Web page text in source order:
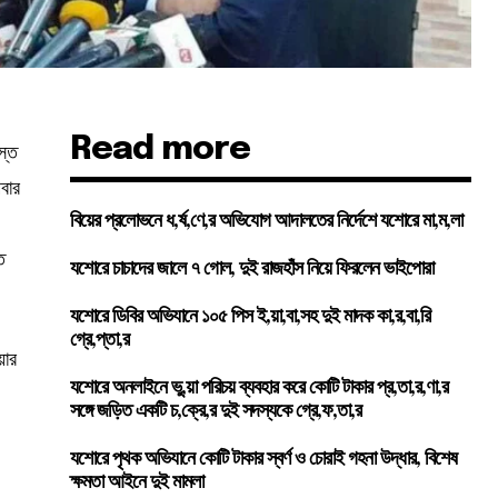
Read more
বিয়ের প্রলোভনে ধ,র্ষ,ণে,র অভিযোগ আদালতের নির্দেশে যশোরে মা,ম,লা
যশোরে চাচাদের জালে ৭ গোল, দুই রাজহাঁস নিয়ে ফিরলেন ভাইপোরা
যশোরে ডিবির অভিযানে ১০৫ পিস ই,য়া,বা,সহ দুই মাদক কা,র,বা,রি
গ্রে,প্তা,র
যশোরে অনলাইনে ভু,য়া পরিচয় ব্যবহার করে কোটি টাকার প্র,তা,র,ণা,র
সঙ্গে জড়িত একটি চ,ক্রে,র দুই সদস্যকে গ্রে,ফ,তা,র
যশোরে পৃথক অভিযানে কোটি টাকার স্বর্ণ ও চোরাই গহনা উদ্ধার, বিশেষ
ক্ষমতা আইনে দুই মামলা